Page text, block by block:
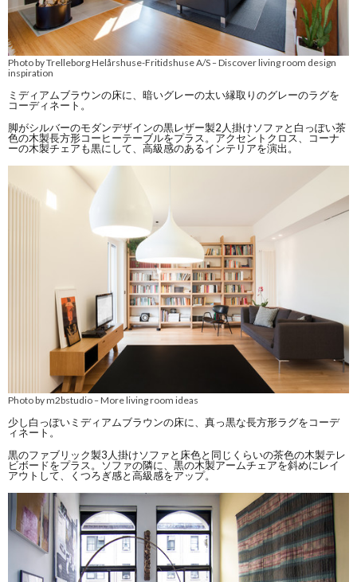
Photo by Trelleborg Helårshuse-Fritidshuse A/S–Discover living room design
inspiration
ミディアムブラウンの床に、暗いグレーの太い縁取りのグレーのラグを
コーディネート。
脚がシルバーのモダンデザインの黒レザー製2人掛けソファと白っぽい茶
色の木製長方形コーヒーテーブルをプラス。アクセントクロス、コーナ
ーの木製チェアも黒にして、高級感のあるインテリアを演出。
Photo by m2bstudio–More living room ideas
少し白っぽいミディアムブラウンの床に、真っ黒な長方形ラグをコーデ
ィネート。
黒のファブリック製3人掛けソファと床色と同じくらいの茶色の木製テレ
ビボードをプラス。ソファの隣に、黒の木製アームチェアを斜めにレイ
アウトして、くつろぎ感と高級感をアップ。